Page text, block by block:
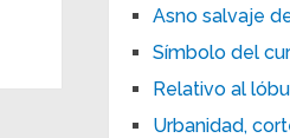
Asno salvaje
Símbolo del
Relativo al
Urbanidad,